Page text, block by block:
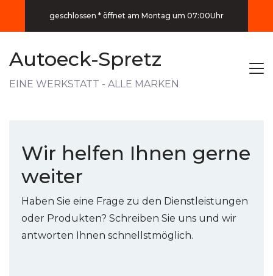
geschlossen * öffnet am Montag um 07:00Uhr
Autoeck-Spretz
EINE WERKSTATT - ALLE MARKEN
Wir helfen Ihnen gerne
weiter
Haben Sie eine Frage zu den Dienstleistungen
oder Produkten? Schreiben Sie uns und wir
antworten Ihnen schnellstmöglich.